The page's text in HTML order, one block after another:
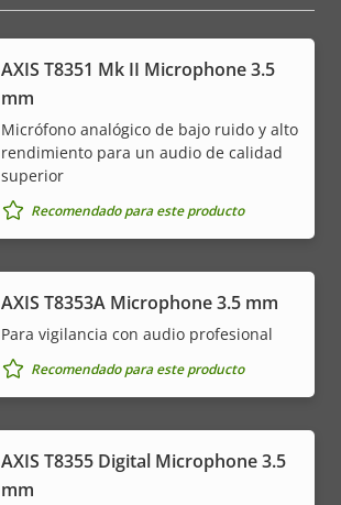
AXIS T8351 Mk II Microphone 3.5
mm
Micrófono analógico de bajo ruido y alto
rendimiento para un audio de calidad
superior
Recomendado para este producto
AXIS T8353A Microphone 3.5 mm
Para vigilancia con audio profesional
Recomendado para este producto
AXIS T8355 Digital Microphone 3.5
mm